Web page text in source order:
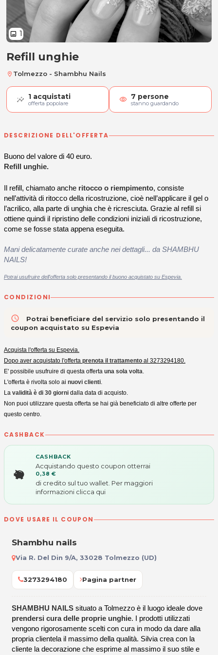
image 1
Refill unghie
Refill unghie
location_on Tolmezzo - Shambhu Nails
1 acquistati
offerta popolare visibility 7 persone
stanno guardando
DESCRIZIONE DELL'OFFERTA
Buono del valore di 40 euro.
Refill unghie.
Il refill, chiamato anche ritocco o riempimento, consiste
nell’attività di ritocco della ricostruzione, cioè nell’applicare il gel o
l’acrilico, alla parte di unghia che è ricresciuta. Grazie al refill si
ottiene quindi il ripristino delle condizioni iniziali di ricostruzione,
come se fosse stata appena eseguita.
Mani delicatamente curate anche nei dettagli... da SHAMBHU
NAILS!
Potrai usufruire dell'offerta solo presentando il buono acquistato su Espevia.
CONDIZIONI
access_time
Potrai beneficiare del servizio solo presentando il
coupon acquistato su Espevia
Acquista l'offerta su Espevia.
Dopo aver acquistato l'offerta prenota il trattamento al 3273294180.
E' possibile usufruire di questa offerta una sola volta.
L'offerta è rivolta solo ai nuovi clienti.
La validità è di 30 giorni dalla data di acquisto.
Non puoi utilizzare questa offerta se hai già beneficiato di altre offerte per
questo centro.
CASHBACK
CASHBACK
Acquistando questo coupon otterrai
0,38 €
di credito sul tuo wallet. Per maggiori
informazioni clicca qui
DOVE USARE IL COUPON
Shambhu nails
Via R. Del Din 9/A, 33028 Tolmezzo (UD)
3273294180 Pagina partner
SHAMBHU NAILS situato a Tolmezzo è il luogo ideale dove
prendersi cura delle proprie unghie. I prodotti utilizzati
vengono rigorosamente scelti con cura in modo da dare alla
propria clientela il massimo della qualità. Silvia crea con la
cliente la decorazione che esprime al massimo il suo stile e